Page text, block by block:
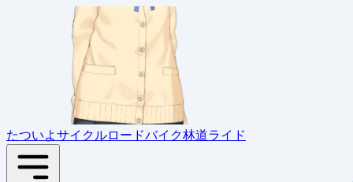
たついよサイクルロードバイク林道ライド